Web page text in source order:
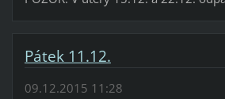
Pátek 11.12.
09.12.2015 11:28